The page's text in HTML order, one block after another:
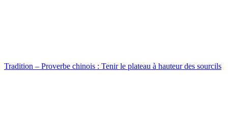
Tradition – Proverbe chinois : Tenir le plateau à hauteur des sourcils